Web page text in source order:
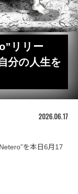
リリー
分の人生を
2026.06.17
を本日6月17